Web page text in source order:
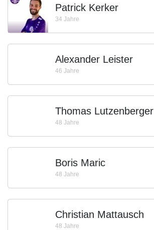
Patrick Kerker
34 Jahre
Alexander Leister
46 Jahre
Thomas Lutzenberger
48 Jahre
Boris Maric
48 Jahre
Christian Mattausch
48 Jahre